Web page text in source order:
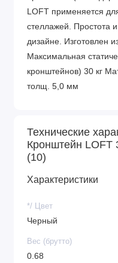
LOFT применяется
стеллажей. Простота
дизайне. Изготовлен
Максимальная
кронштейнов) 30 кг
толщ. 5,0 мм
Технические
Кронштейн LOFT
(10)
Характеристики
*/ Цвет
Черный
Вес (брутто)
0.68